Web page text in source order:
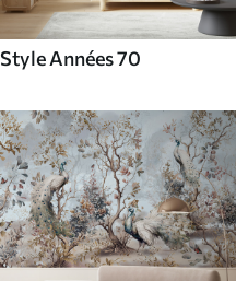
Style Années 70